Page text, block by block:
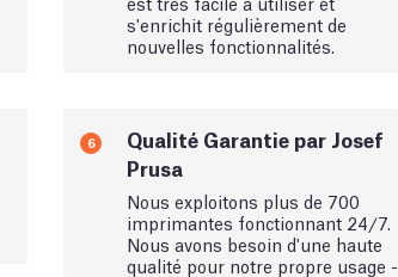
s'enrichit régulièrement de
nouvelles fonctionnalités.
6
Qualité Garantie par Josef
Prusa
Nous exploitons plus de 700
imprimantes fonctionnant 24/7.
Nous avons besoin d'une haute
qualité pour notre propre usage -